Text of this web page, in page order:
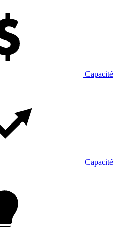
Capacité
Capacité